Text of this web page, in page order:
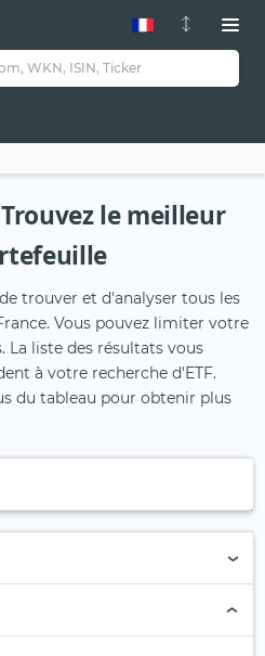
Trouvez le meilleur
trouver et d'analyser tous les
Vous pouvez limiter votre
La liste des résultats vous
à votre recherche d'ETF.
du tableau pour obtenir plus